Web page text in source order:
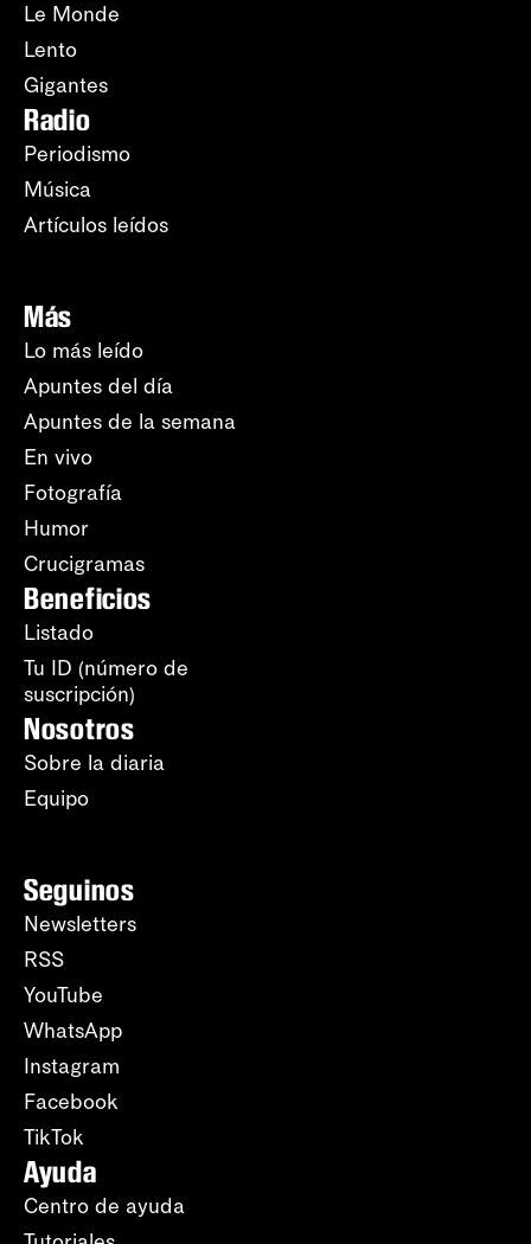
Le Monde
Lento
Gigantes
Radio
Periodismo
Música
Artículos leídos
Más
Lo más leído
Apuntes del día
Apuntes de la semana
En vivo
Fotografía
Humor
Crucigramas
Beneficios
Listado
Tu ID (número de
suscripción)
Nosotros
Sobre la diaria
Equipo
Seguinos
Newsletters
RSS
YouTube
WhatsApp
Instagram
Facebook
TikTok
Ayuda
Centro de ayuda